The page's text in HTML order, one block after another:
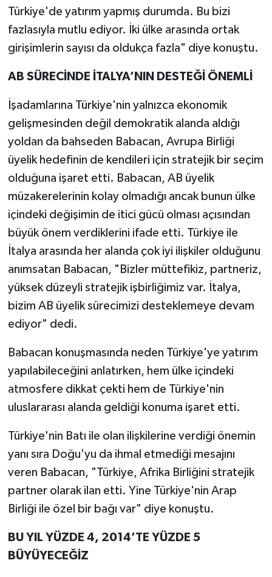
Türkiye'de yatırım yapmış durumda. Bu bizi
fazlasıyla mutlu ediyor. İki ülke arasında ortak
girişimlerin sayısı da oldukça fazla" diye konuştu.
AB SÜRECİNDE İTALYA’NIN DESTEĞİ ÖNEMLİ
İşadamlarına Türkiye'nin yalnızca ekonomik
gelişmesinden değil demokratik alanda aldığı
yoldan da bahseden Babacan, Avrupa Birliği
üyelik hedefinin de kendileri için stratejik bir seçim
olduğuna işaret etti. Babacan, AB üyelik
müzakerelerinin kolay olmadığı ancak bunun ülke
içindeki değişimin de itici gücü olması açısından
büyük önem verdiklerini ifade etti. Türkiye ile
İtalya arasında her alanda çok iyi ilişkiler olduğunu
anımsatan Babacan, "Bizler müttefikiz, partneriz,
yüksek düzeyli stratejik işbirliğimiz var. İtalya,
bizim AB üyelik sürecimizi desteklemeye devam
ediyor" dedi.
Babacan konuşmasında neden Türkiye'ye yatırım
yapılabileceğini anlatırken, hem ülke içindeki
atmosfere dikkat çekti hem de Türkiye'nin
uluslararası alanda geldiği konuma işaret etti.
Türkiye'nin Batı ile olan ilişkilerine verdiği önemin
yanı sıra Doğu'yu da ihmal etmediği mesajını
veren Babacan, "Türkiye, Afrika Birliğini stratejik
partner olarak ilan etti. Yine Türkiye'nin Arap
Birliği ile özel bir bağı var" diye konuştu.
BU YIL YÜZDE 4, 2014’TE YÜZDE 5
BÜYÜYECEĞİZ